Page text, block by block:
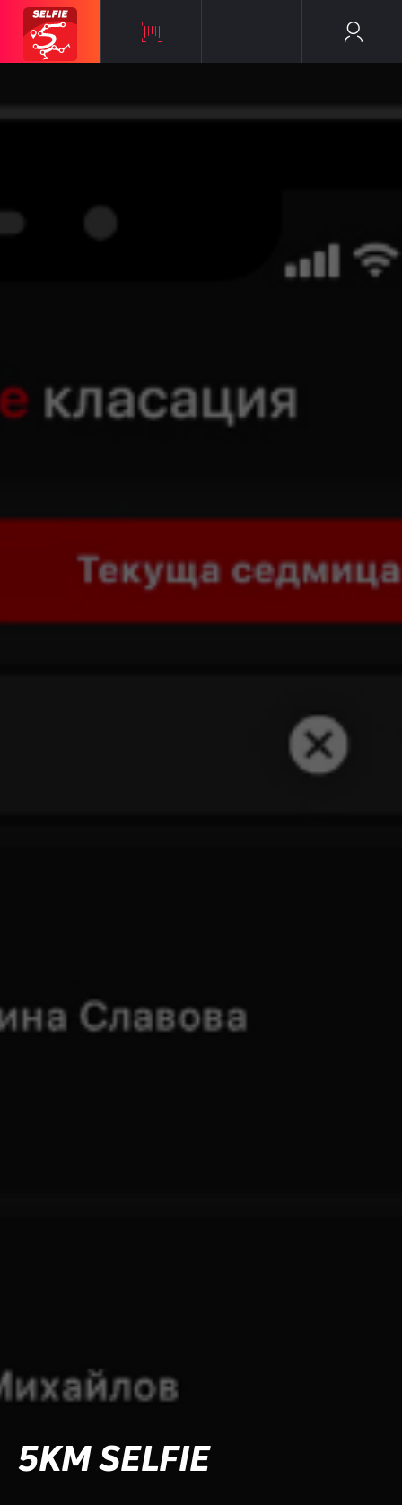
5KM SELFIE